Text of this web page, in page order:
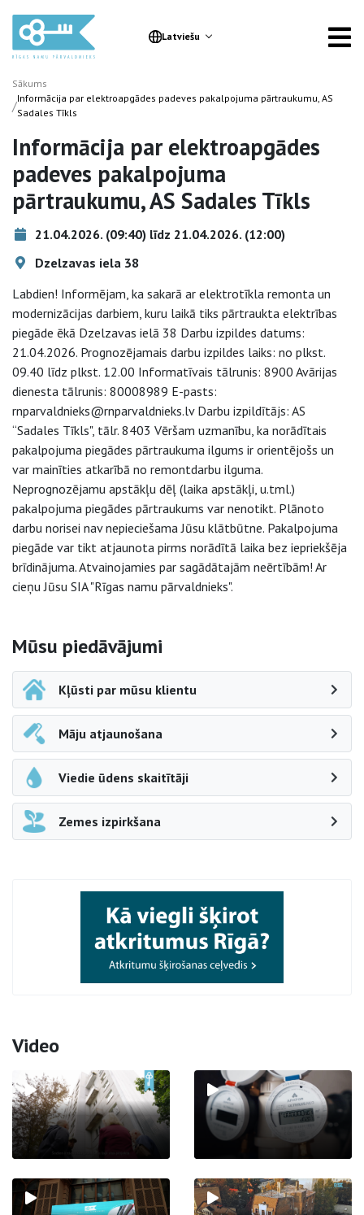
Latviešu
Sākums
/Informācija par elektroapgādes padeves pakalpojuma pārtraukumu, AS
Sadales Tīkls
Informācija par elektroapgādes
padeves pakalpojuma
pārtraukumu, AS Sadales Tīkls
21.04.2026. (09:40) līdz 21.04.2026. (12:00)
Dzelzavas iela 38
Labdien! Informējam, ka sakarā ar elektrotīkla remonta un
modernizācijas darbiem, kuru laikā tiks pārtraukta elektrības
piegāde ēkā Dzelzavas ielā 38 Darbu izpildes datums:
21.04.2026. Prognozējamais darbu izpildes laiks: no plkst.
09.40 līdz plkst. 12.00 Informatīvais tālrunis: 8900 Avārijas
dienesta tālrunis: 80008989 E-pasts:
rnparvaldnieks@rnparvaldnieks.lv Darbu izpildītājs: AS
“Sadales Tīkls", tālr. 8403 Vēršam uzmanību, ka norādītais
pakalpojuma piegādes pārtraukuma ilgums ir orientējošs un
var mainīties atkarībā no remontdarbu ilguma.
Neprognozējamu apstākļu dēļ (laika apstākļi, u.tml.)
pakalpojuma piegādes pārtraukums var nenotikt. Plānoto
darbu norisei nav nepieciešama Jūsu klātbūtne. Pakalpojuma
piegāde var tikt atjaunota pirms norādītā laika bez iepriekšēja
brīdinājuma. Atvainojamies par sagādātajām neērtībām! Ar
cieņu Jūsu SIA "Rīgas namu pārvaldnieks".
Sāna navigācija
Mūsu piedāvājumi
Kļūsti par mūsu klientu
Māju atjaunošana
Viedie ūdens skaitītāji
Zemes izpirkšana
Video